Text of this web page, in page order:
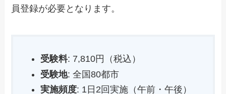
員登録が必要となります。
受験料: 7,810円（税込）
受験地: 全国80都市
実施頻度: 1日2回実施（午前・午後）